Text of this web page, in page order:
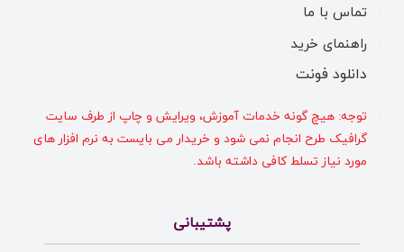
تماس با ما
راهنمای خرید
دانلود فونت
توجه: هیچ گونه خدمات آموزش، ویرایش و چاپ از طرف سایت
گرافیک طرح انجام نمی شود و خریدار می بایست به نرم افزار های
مورد نیاز تسلط کافی داشته باشد.
پشتیبانی